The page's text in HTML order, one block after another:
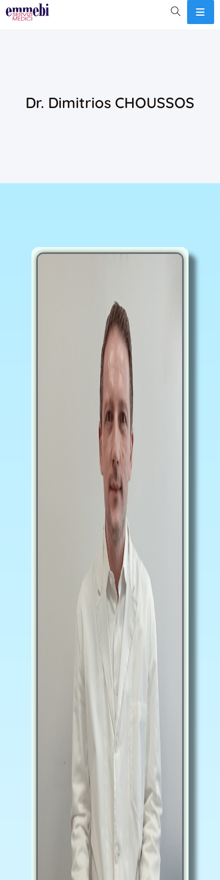
Dr. Dimitrios CHOUSSOS